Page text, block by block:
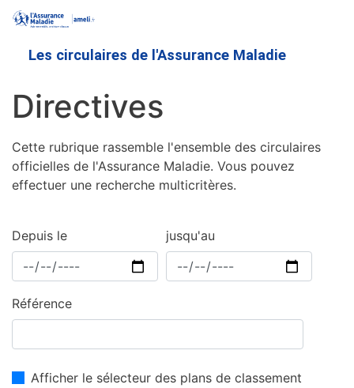
contenu
Les circulaires de l'Assurance Maladie
Directives
Cette rubrique rassemble l'ensemble des circulaires
officielles de l'Assurance Maladie. Vous pouvez
effectuer une recherche multicritères.
Depuis le jusqu'au
Référence
Afficher le sélecteur des plans de classement